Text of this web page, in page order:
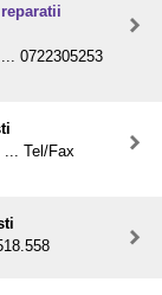
0722305253
... Tel/Fax